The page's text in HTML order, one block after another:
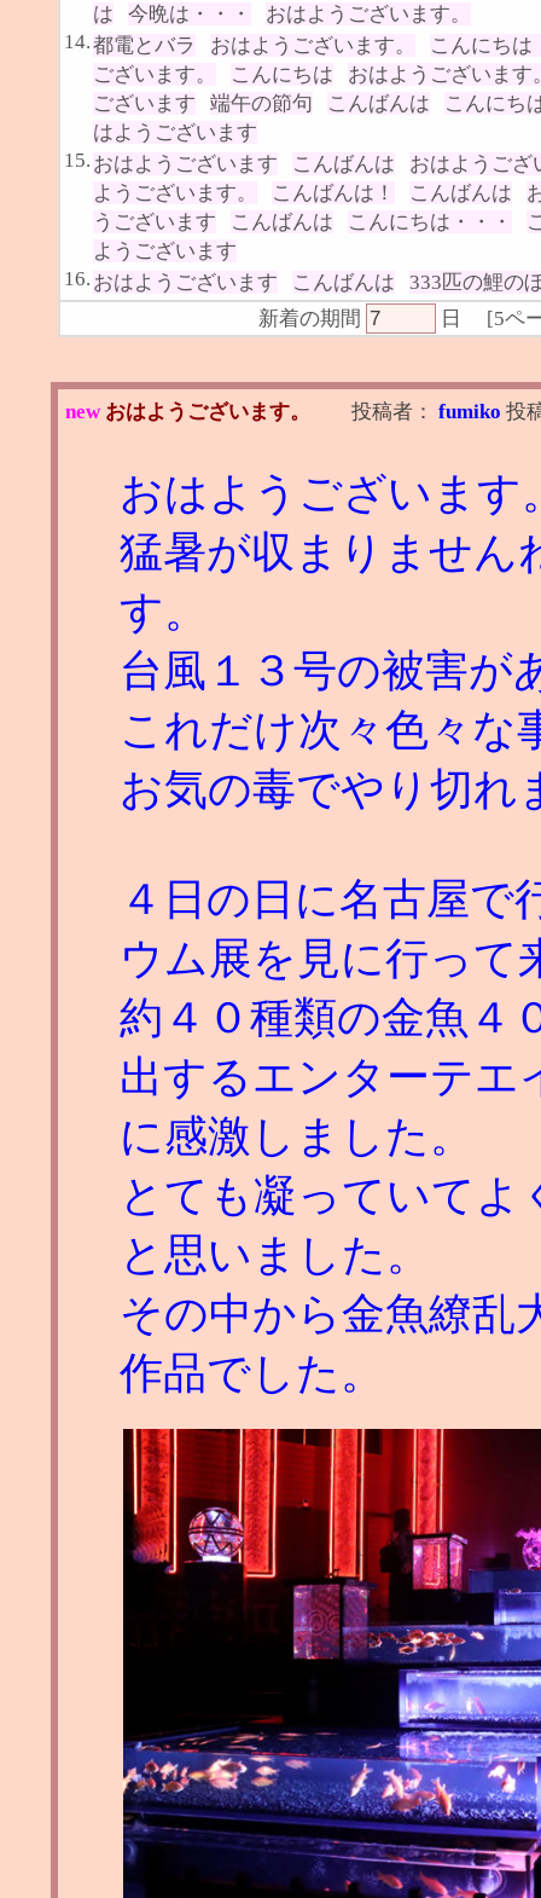
は
今晩は・・・
おはようございます。
14.都電とバラ おはようございます。
こんにちは
ございます。
こんにちは
おはようございます
ございます
端午の節句 こんばんは
こんにち
はようございます
15. おはようございます こんばんは
おはようござ
ようございます。
こんばんは！ こんばんは
うございます
こんばんは こんにちは・・・
ようございます
16. おはようございます こんばんは
333匹の鯉の
新着の期間
日 [5ペ
new おはようございます。 投稿者： fumiko 投
おはようございます
猛暑が収まりません
す。
台風１３号の被害が
これだけ次々色々な
お気の毒でやり切れ
４日の日に名古屋
ウム展を見に行って
約４０種類の金魚４
出するエンターテエ
に感激しました。
とても凝っていて
と思いました。
その中から金魚繚乱
作品でした。